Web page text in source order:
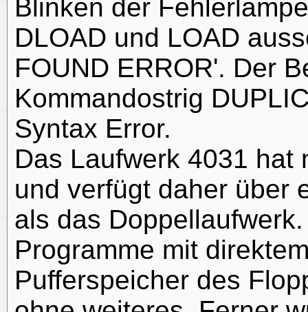
Blinken der
DLOAD und LOAD
FOUND ERROR'. Der
Kommandostrig
Syntax Error.
Das Laufwerk 4031 hat
und verfügt daher über
als das
Programme mit
Pufferspeicher des